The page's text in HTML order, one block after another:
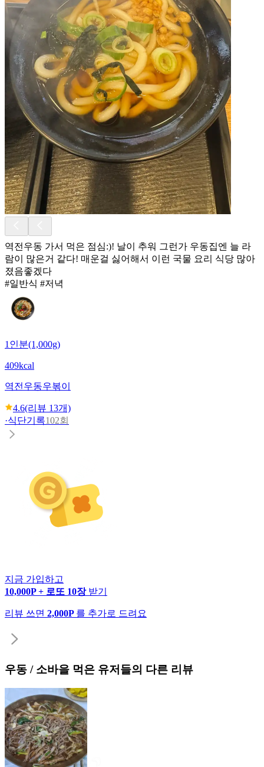
역전우동 가서 먹은 점심:)! 날이 추워 그런가 우동집엔 늘 라
람이 많은거 같다! 매운걸 싫어해서 이런 국물 요리 식당 많아
졌음좋겠다
#일반식 #저녁
1인분(1,000g)
409kcal
역전우동우볶이
4.6(리뷰 13개)
·식단기록102회
지금 가입하고
10,000P + 로또 10장 받기
리뷰 쓰면 2,000P 를 추가로 드려요
우동 / 소바을 먹은 유저들의 다른 리뷰